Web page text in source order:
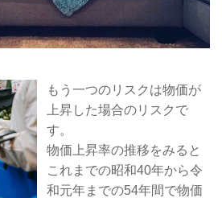
もう一つのリスクは物価が
上昇した場合のリスクで
す。
物価上昇率の推移をみると
これまでの昭和40年から令
和元年までの54年間で物価